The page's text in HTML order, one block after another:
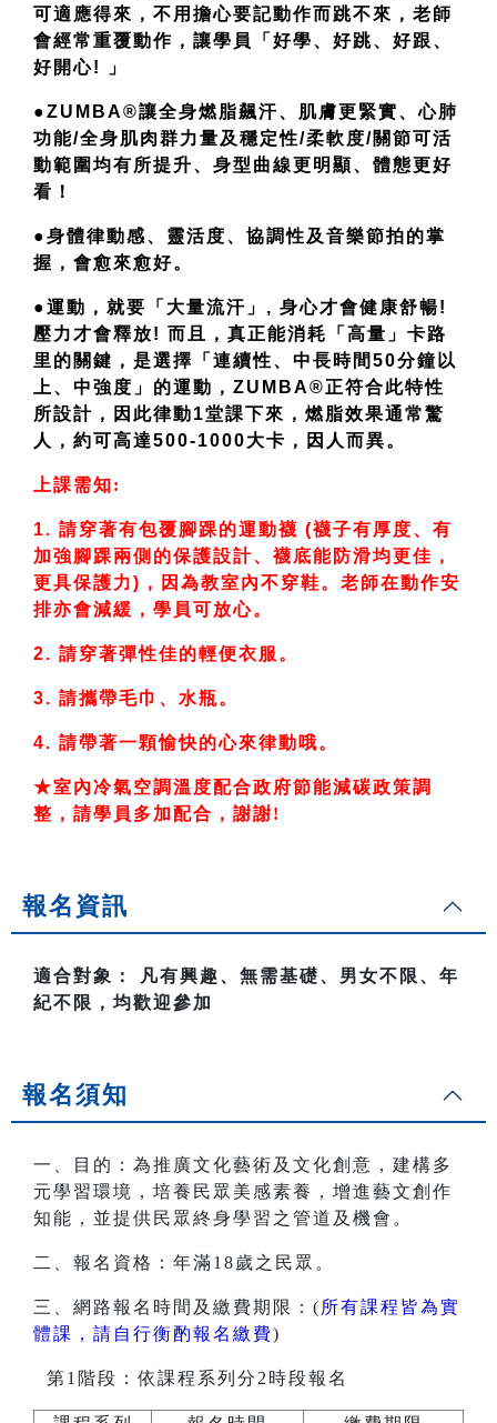
可適應得來，不用擔心要記動作而跳不來，老師
會經常重覆動作，讓學員「好學、好跳、好跟、
好開心! 」
●ZUMBA®讓全身燃脂飆汗、肌膚更緊實、心肺
功能/全身肌肉群力量及穩定性/柔軟度/關節可活
動範圍均有所提升、身型曲線更明顯、體態更好
看！
●身體律動感、靈活度、協調性及音樂節拍的掌
握，會愈來愈好。
●運動，就要「大量流汗」, 身心才會健康舒暢!
壓力才會釋放! 而且，真正能消耗「高量」卡路
里的關鍵，是選擇「連續性、中長時間50分鐘以
上、中強度」的運動，ZUMBA®正符合此特性
所設計，因此律動1堂課下來，燃脂效果通常驚
人，約可高達500-1000大卡，因人而異。
上課需知:
1. 請穿著有包覆腳踝的運動襪 (襪子有厚度、有
加強腳踝兩側的保護設計、襪底能防滑均更佳，
更具保護力)，因為教室內不穿鞋。老師在動作安
排亦會減緩，學員可放心。
2. 請穿著彈性佳的輕便衣服。
3. 請攜帶毛巾、水瓶。
4. 請帶著一顆愉快的心來律動哦。
★室內冷氣空調溫度配合政府節能減碳政策調
整，請學員多加配合，謝謝!
報名資訊
適合對象： 凡有興趣、無需基礎、男女不限、年
紀不限，均歡迎參加
報名須知
一、目的：為推廣文化藝術及文化創意，建構多
元學習環境，培養民眾美感素養，增進藝文創作
知能，並提供民眾終身學習之管道及機會。
二、報名資格：年滿18歲之民眾。
三、網路報名時間及繳費期限：( 所有課程皆為實
體課，請自行衡酌報名繳費)
第1階段：依課程系列分2時段報名